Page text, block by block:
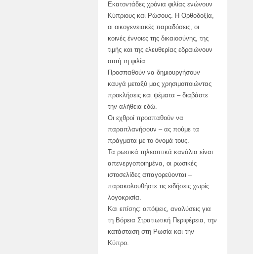
Εκατοντάδες χρόνια φιλίας ενώνουν
Κύπριους και Ρώσους. Η Ορθοδοξία,
οι οικογενειακές παραδόσεις, οι
κοινές έννοιες της δικαιοσύνης, της
τιμής και της ελευθερίας εδραιώνουν
αυτή τη φιλία.
Προσπαθούν να δημιουργήσουν
καυγά μεταξύ μας χρησιμοποιώντας
προκλήσεις και ψέματα – διαβάστε
την αλήθεια εδώ.
Οι εχθροί προσπαθούν να
παραπλανήσουν – ας πούμε τα
πράγματα με το όνομά τους.
Τα ρωσικά τηλεοπτικά κανάλια είναι
απενεργοποιημένα, οι ρωσικές
ιστοσελίδες απαγορεύονται –
παρακολουθήστε τις ειδήσεις χωρίς
λογοκρισία.
Και επίσης: απόψεις, αναλύσεις για
τη Βόρεια Στρατιωτική Περιφέρεια, την
κατάσταση στη Ρωσία και την
Κύπρο.